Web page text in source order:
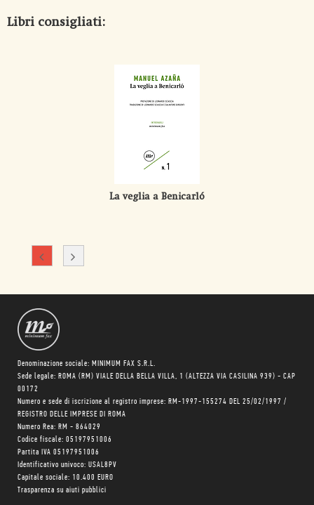
Libri consigliati:
La veglia a Benicarló
Denominazione sociale: MINIMUM FAX S.R.L.
Sede legale: ROMA (RM) VIALE DELLA BELLA VILLA, 1 (ALTEZZA VIA CASILINA 939) - CAP
00172
Numero e sede di iscrizione al registro imprese: RM-1997-155274 DEL 25/02/1997 /
REGISTRO DELLE IMPRESE DI ROMA
Numero Rea: RM - 864029
Codice fiscale: 05197951006
Partita IVA 05197951006
Identificativo univoco: USAL8PV
Capitale sociale: 10.400 EURO
Trasparenza su aiuti pubblici